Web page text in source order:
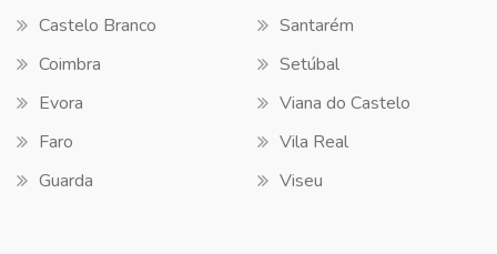
Castelo Branco
Coimbra
Evora
Faro
Guarda
Santarém
Setúbal
Viana do Castelo
Vila Real
Viseu